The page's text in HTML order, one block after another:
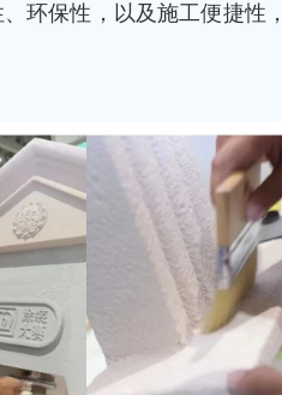
环保性，以及施工便捷性